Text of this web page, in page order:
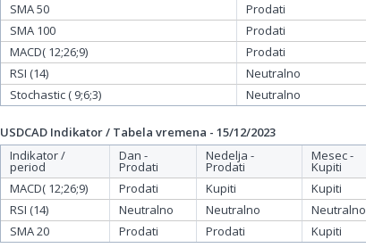
SMA 50
Prodati
SMA 100
Prodati
MACD( 12;26;9)
Prodati
RSI (14)
Neutralno
Stochastic ( 9;6;3)
Neutralno
USDCAD Indikator / Tabela vremena - 15/12/2023
Indikator /
period
Dan -
Prodati
Nedelja -
Prodati
Mesec -
Kupiti
MACD( 12;26;9)
Prodati Kupiti
Kupiti
RSI (14)
Neutralno Neutralno
Neutralno
SMA 20
Prodati Prodati Kupiti